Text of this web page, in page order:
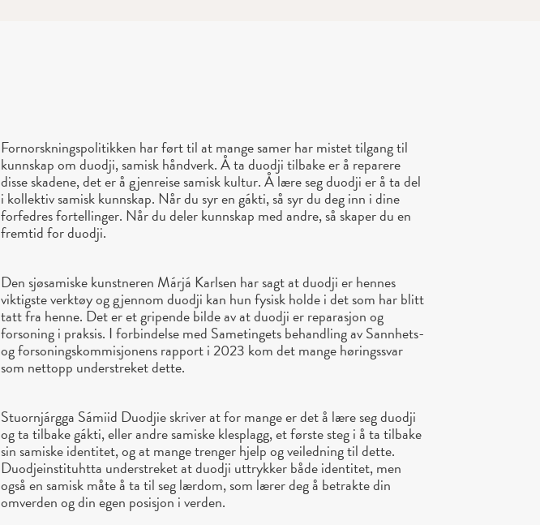
Fornorskningspolitikken har ført til at mange samer har mistet tilgang til
kunnskap om duodji, samisk håndverk. Å ta duodji tilbake er å reparere
disse skadene, det er å gjenreise samisk kultur. Å lære seg duodji er å ta del
i kollektiv samisk kunnskap. Når du syr en gákti, så syr du deg inn i dine
forfedres fortellinger. Når du deler kunnskap med andre, så skaper du en
fremtid for duodji.
Den sjøsamiske kunstneren Márjá Karlsen har sagt at duodji er hennes
viktigste verktøy og gjennom duodji kan hun fysisk holde i det som har blitt
tatt fra henne. Det er et gripende bilde av at duodji er reparasjon og
forsoning i praksis. I forbindelse med Sametingets behandling av Sannhets-
og forsoningskommisjonens rapport i 2023 kom det mange høringssvar
som nettopp understreket dette.
Stuornjárgga Sámiid Duodjie skriver at for mange er det å lære seg duodji
og ta tilbake gákti, eller andre samiske klesplagg, et første steg i å ta tilbake
sin samiske identitet, og at mange trenger hjelp og veiledning til dette.
Duodjeinstituhtta understreket at duodji uttrykker både identitet, men
også en samisk måte å ta til seg lærdom, som lærer deg å betrakte din
omverden og din egen posisjon i verden.